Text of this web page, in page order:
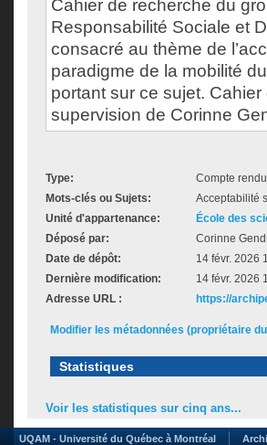
Cahier de recherche du
Responsabilité Sociale et
consacré au thème de
paradigme de la mobilité
portant sur ce sujet.
supervision de Corinne
Type:
Compte rendu
Mots-clés ou Sujets:
Acceptabilité
Unité d'appartenance:
École des
Déposé par:
Corinne
Date de dépôt:
14 févr. 2026
Dernière modification:
14 févr. 2026
Adresse URL :
https://
Modifier les métadonnées (propriétaire
Statistiques
Voir les statistiques sur cinq ans...
UQAM - Université du Québec à Montréal